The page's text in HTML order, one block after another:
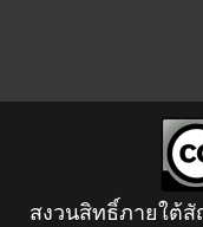
สงวนสิทธิ์ภายใต้